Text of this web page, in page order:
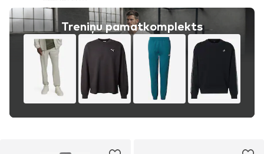
Treniņu pamatkomplekts